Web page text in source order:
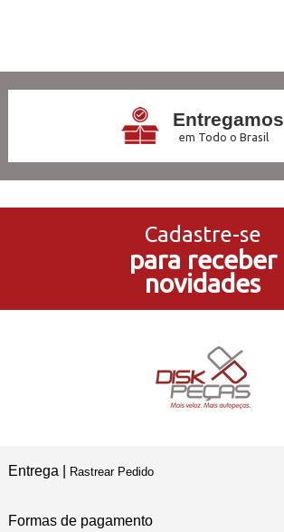
Entregamos
em Todo o Brasil
no Cartão de Crédito
5% de Desconto
no Pagamento PIX
Em Nossas Lojas Físicas
Cadastre-se
para receber
novidades
Entrega | Rastrear Pedido
Formas de pagamento